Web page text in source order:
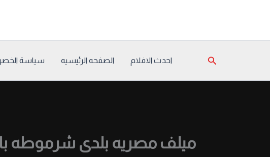
البحث احدث الافلام الصفحه الرئيسيه سياسة
ميلف مصريه بلدى شرموطه